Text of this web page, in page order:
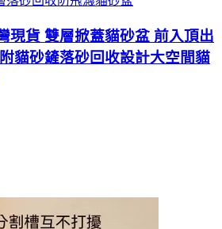
現貨 雙層掀蓋貓砂盆 前入頂出
貓砂鏟落砂回收設計大空間貓